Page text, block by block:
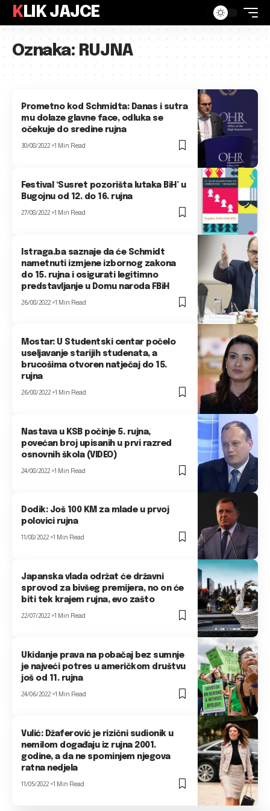
KLIK JAJCE
Oznaka:RUJNA
Prometno kod Schmidta: Danas i sutra
mu dolaze glavne face, odluka se
očekuje do sredine rujna
30/08/2022 1 Min Read
Festival ‘Susret pozorišta lutaka BiH’ u
Bugojnu od 12. do 16. rujna
27/08/2022 1 Min Read
Istraga.ba saznaje da će Schmidt
nametnuti izmjene izbornog zakona
do 15. rujna i osigurati legitimno
predstavljanje u Domu naroda FBiH
26/08/2022 1 Min Read
Mostar: U Studentski centar počelo
useljavanje starijih studenata, a
brucošima otvoren natječaj do 15.
rujna
26/08/2022 1 Min Read
Nastava u KSB počinje 5. rujna,
povećan broj upisanih u prvi razred
osnovnih škola (VIDEO)
24/08/2022 1 Min Read
Dodik: Još 100 KM za mlade u prvoj
polovici rujna
11/08/2022 1 Min Read
Japanska vlada održat će državni
sprovod za bivšeg premijera, no on će
biti tek krajem rujna, evo zašto
22/07/2022 1 Min Read
Ukidanje prava na pobačaj bez sumnje
je najveći potres u američkom društvu
još od 11. rujna
24/06/2022 1 Min Read
Vulić: Džaferović je rizični sudionik u
nemilom događaju iz rujna 2001.
godine, a da ne spominjem njegova
ratna nedjela
11/05/2022 1 Min Read